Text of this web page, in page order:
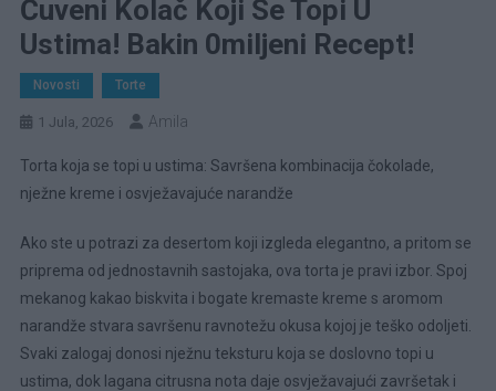
Čuveni Kolač Koji Se Topi U
Ustima! Bakin 0miljeni Recept!
Novosti Torte
1 Jula, 2026 Amila
Torta koja se topi u ustima: Savršena kombinacija čokolade,
nježne kreme i osvježavajuće narandže
Ako ste u potrazi za desertom koji izgleda elegantno, a pritom se
priprema od jednostavnih sastojaka, ova torta je pravi izbor. Spoj
mekanog kakao biskvita i bogate kremaste kreme s aromom
narandže stvara savršenu ravnotežu okusa kojoj je teško odoljeti.
Svaki zalogaj donosi nježnu teksturu koja se doslovno topi u
ustima, dok lagana citrusna nota daje osvježavajući završetak i